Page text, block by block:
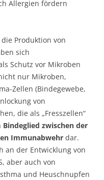
Allergien fördern
Produktion von
sich
Schutz vor Mikroben
nur Mikroben,
Zellen (Bindegewebe,
von
die als „Fresszellen“
Bindeglied zwischen der
Immunabwehr dar.
an der Entwicklung von
aber auch von
und Heuschnupfen